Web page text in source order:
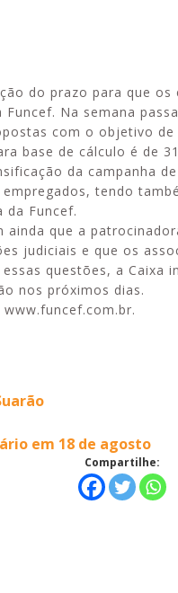
do prazo para que
Na semana
com o objetivo
base de cálculo é de
da campanha
tendo
da Funcef.
que a
judiciais e que os
questões, a
nos próximos dias.
em 18 de agosto
Compartilhe:
com
e